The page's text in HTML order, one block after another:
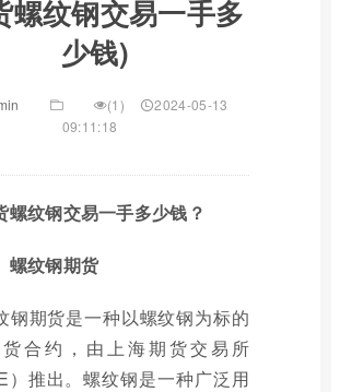
螺纹钢交易一手多
少钱)
(1)
2024-05-13
09:11:18
螺纹钢交易一手多少钱？
螺纹钢期货
钢期货是一种以螺纹钢为标的
合约，由上海期货交易所
）推出。螺纹钢是一种广泛用